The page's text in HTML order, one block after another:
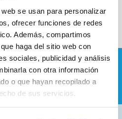
se usan para personalizar
ofrecer funciones de redes
Además, compartimos
haga del sitio web con
sociales, publicidad y análisis
con otra información
o que hayan recopilado a
de sus servicios.
de doute ou de question